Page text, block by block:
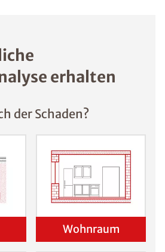
erhalten
der Schaden?
Wohnraum